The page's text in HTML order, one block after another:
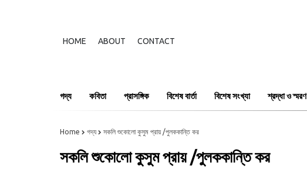
HOME ABOUT CONTACT
গদ্য কবিতা প্রাসঙ্গিক বিশেষ বার্তা বিশেষ সংখ্যা শ্রদ্ধা ও স্মরণ
Home গদ্য সকলি শুকোলো কুসুম প্রায় /পুলককান্তি কর
সকলি শুকোলো কুসুম প্রায় /পুলককান্তি কর